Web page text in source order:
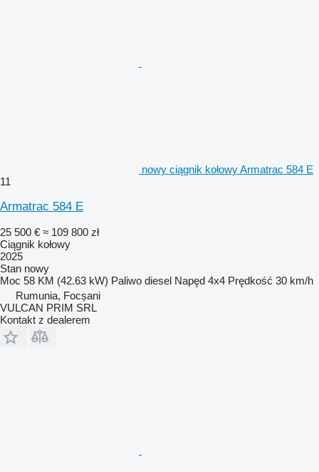
nowy ciągnik kołowy Armatrac 584 E
11
Armatrac 584 E
25 500 € ≈ 109 800 zł
Ciągnik kołowy
2025
Stan nowy
Moc 58 KM (42.63 kW) Paliwo diesel Napęd 4x4 Prędkość 30 km/h
Rumunia, Focșani
VULCAN PRIM SRL
Kontakt z dealerem